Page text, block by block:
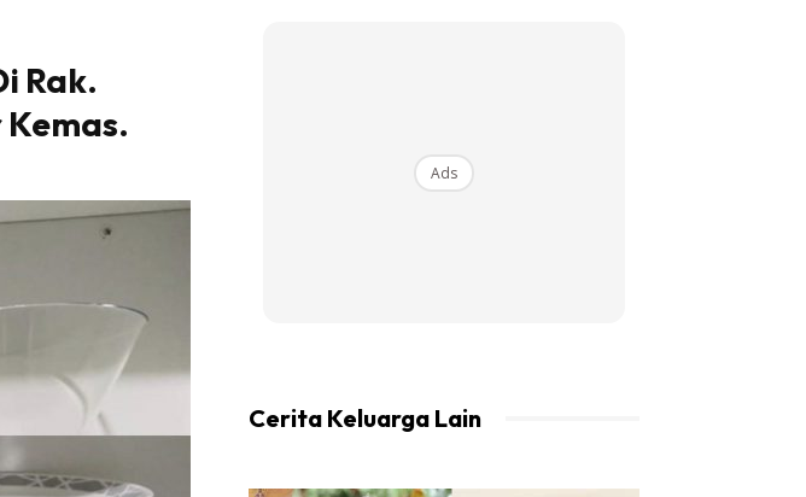
Rak.
Ads
Cerita Keluarga Lain